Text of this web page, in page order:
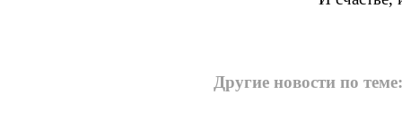
Другие новости по теме: